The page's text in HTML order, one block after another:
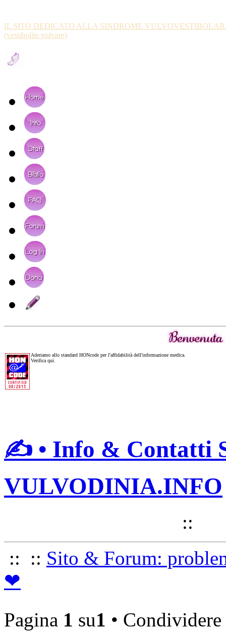
IL SITO DEDICATO ALLA SINDROME
(vestibolite vulvare)
Aderiamo allo standard HONcode per l'affidabilità dell'informazione medica.
Verifica qui.
✍ • Info & Contatti
VULVODINIA.INFO
::
::
:: Sito & Forum:
❤
Pagina 1 su1 •